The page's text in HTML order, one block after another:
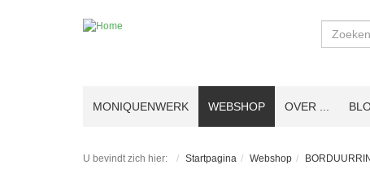
MONIQUENWERK WEBSHOP OVER ...
U bevindt zich hier: Startpagina Webshop